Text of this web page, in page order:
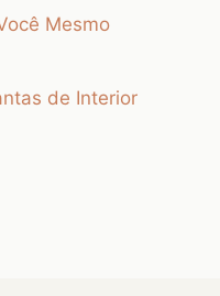
Mesmo
de Interior